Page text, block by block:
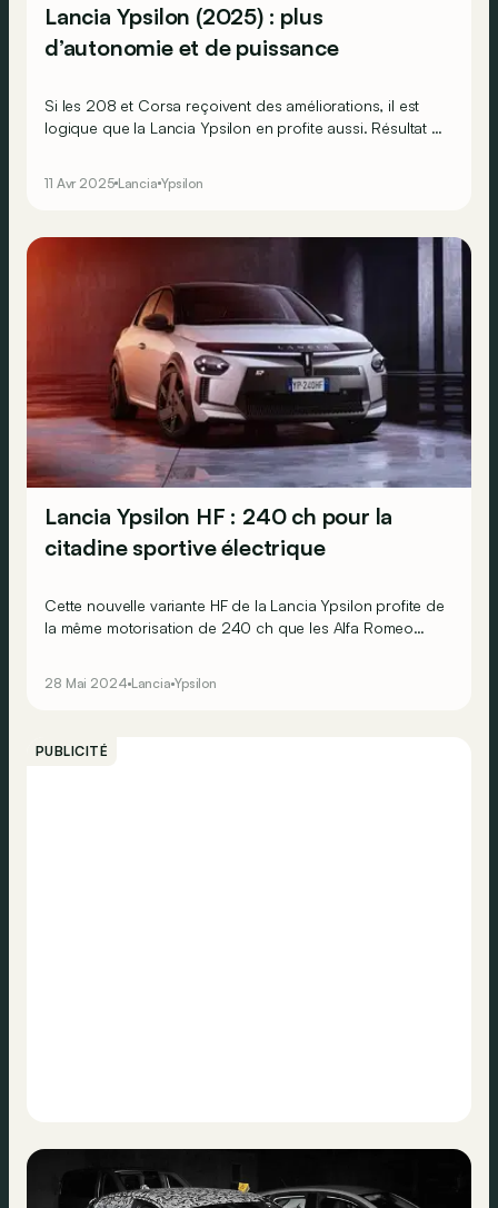
Lancia Ypsilon (2025) : plus
d’autonomie et de puissance
Si les 208 et Corsa reçoivent des améliorations, il est
logique que la Lancia Ypsilon en profite aussi. Résultat :
11 Avr 2025 Lancia Ypsilon
Lancia Ypsilon HF : 240 ch pour la
citadine sportive électrique
Cette nouvelle variante HF de la Lancia Ypsilon profite de
la même motorisation de 240 ch que les Alfa Romeo
28 Mai 2024 Lancia Ypsilon
PUBLICITÉ